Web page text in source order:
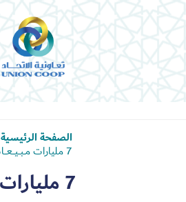
الصفحة الرئيسية
7 مليارات مــبـــيـــعـــات التعاونيات الاستهلاكية في الدولة بعام 2018
7 مليارات مــبـــيـــعـــات التعاونيات الاستهلاكية في الدولة بعام 2018